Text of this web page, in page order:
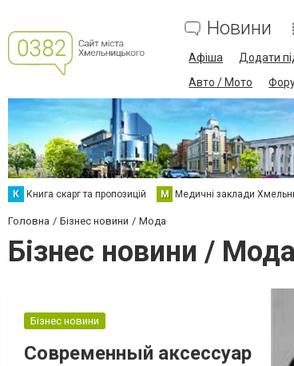
Новини
Афіша Додати
Авто / Мото
К Книга скарг та пропозицій М Медичні заклади
Головна Бізнес новини Мода
Бізнес новини / Мода
Бізнес новини
Современный аксессуар